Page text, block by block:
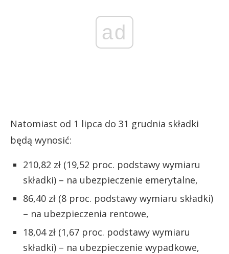
ad
Natomiast od 1 lipca do 31 grudnia składki
będą wynosić:
210,82 zł (19,52 proc. podstawy wymiaru
składki) – na ubezpieczenie emerytalne,
86,40 zł (8 proc. podstawy wymiaru składki)
– na ubezpieczenia rentowe,
18,04 zł (1,67 proc. podstawy wymiaru
składki) – na ubezpieczenie wypadkowe,